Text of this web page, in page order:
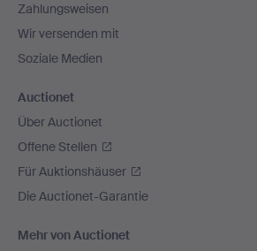
Zahlungsweisen
Wir versenden mit
Soziale Medien
Auctionet
Über Auctionet
Offene Stellen
Für Auktionshäuser
Die Auctionet-Garantie
Mehr von Auctionet